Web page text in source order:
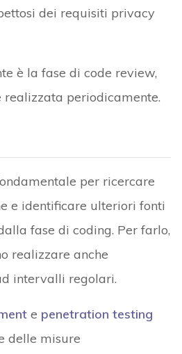
dei requisiti privacy
è la fase di code review,
realizzata periodicamente.
per ricercare
e identificare ulteriori fonti
fase di coding. Per farlo,
realizzare anche
intervalli regolari.
e penetration testing
delle misure